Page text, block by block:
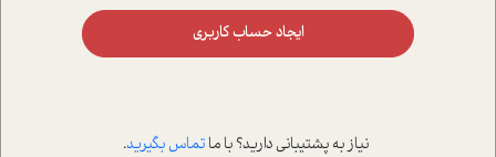
ایجاد حساب کاربری
نیاز به پشتیبانی دارید؟ با ماتماس بگیرید.